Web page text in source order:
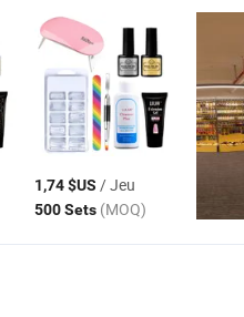
1,74 $US / Jeu
500 Sets (MOQ)